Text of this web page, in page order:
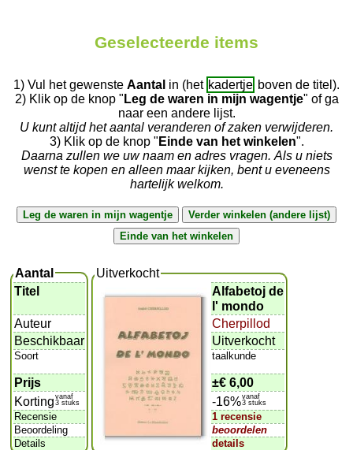
Geselecteerde items
1) Vul het gewenste Aantal in (het kadertje boven de titel).
2) Klik op de knop " Leg de waren in mijn wagentje" of ga
naar een andere lijst.
U kunt altijd het aantal veranderen of zaken verwijderen.
3) Klik op de knop " Einde van het winkelen".
Daarna zullen we uw naam en adres vragen. Als u niets
wenst te kopen en alleen maar kijken, bent u eveneens
hartelijk welkom.
Aantal
Titel
Auteur
Beschikbaar
Soort
Prijs
Korting vanaf
3 stuks
Recensie
Beoordeling
Details
Uitverkocht
Alfabetoj de
l' mondo
Cherpillod
Uitverkocht
taalkunde
±€ 6,00
-16%vanaf
3 stuks
1 recensie
beoordelen
details